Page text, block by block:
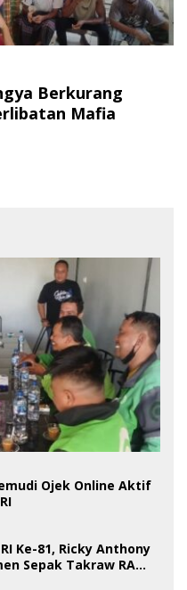
Berkurang
Mafia
Ojek Online Aktif
Ke-81, Ricky Anthony
Sepak Takraw RA